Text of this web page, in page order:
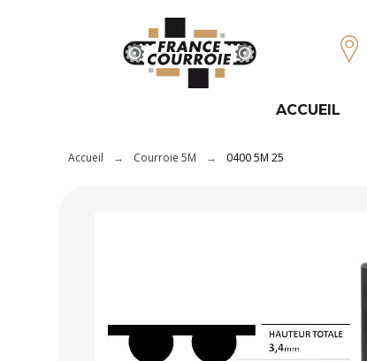
ACCUEIL
Accueil Courroie 5M 0400 5M 25